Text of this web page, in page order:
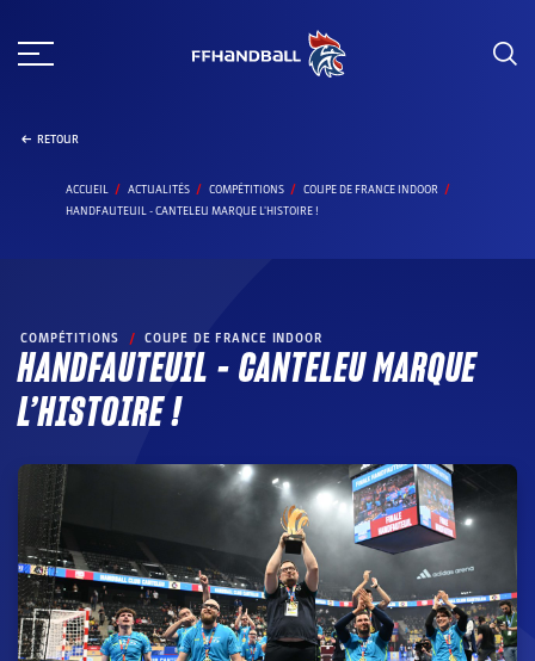
au
RETOUR
ACCUEIL ACTUALITÉS COMPÉTITIONS
COUPE DE FRANCE INDOOR
HANDFAUTEUIL - CANTELEU MARQUE L'HISTOIRE !
COMPÉTITIONS / COUPE DE FRANCE INDOOR
HANDFAUTEUIL – CANTELEU MARQUE
L’HISTOIRE !